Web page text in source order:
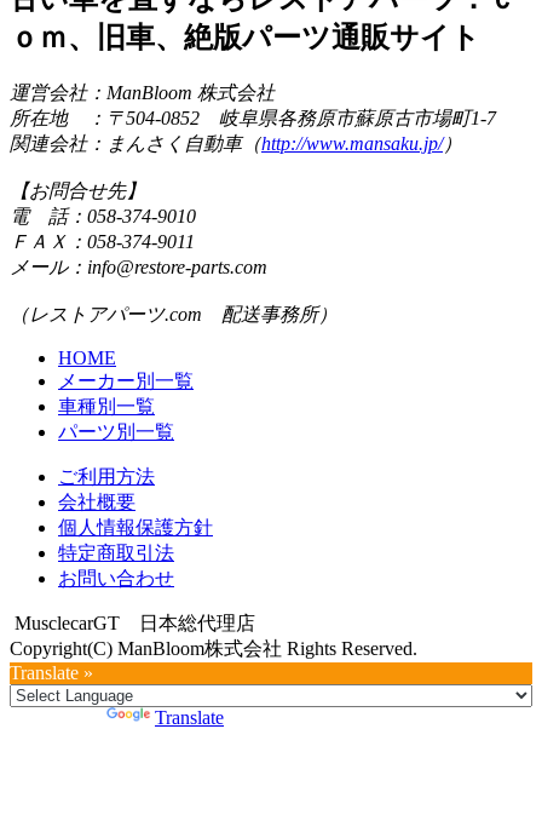
ｏｍ、旧車、絶版パーツ通販サイト
運営会社：ManBloom 株式会社
所在地 ：〒504-0852 岐阜県各務原市蘇原古市場町1-7
関連会社：まんさく自動車（http://www.mansaku.jp/）
【お問合せ先】
電 話：058-374-9010
ＦＡＸ：058-374-9011
メール：info@restore-parts.com
（レストアパーツ.com 配送事務所）
HOME
メーカー別一覧
車種別一覧
パーツ別一覧
ご利用方法
会社概要
個人情報保護方針
特定商取引法
お問い合わせ
MusclecarGT 日本総代理店
Copyright(C) ManBloom株式会社 Rights Reserved.
Translate »
Translate